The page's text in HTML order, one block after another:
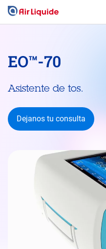
Pasar
EO™-70
Asistente de tos.
Dejanos tu consulta